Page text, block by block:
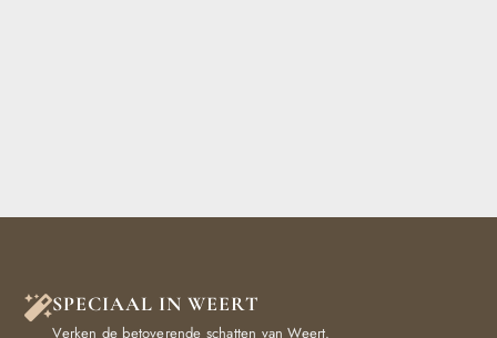
SPECIAAL IN WEERT
Verken de betoverende schatten van Weert.